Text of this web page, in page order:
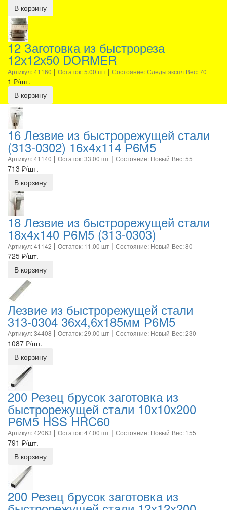
В корзину
12 Заготовка из быстрореза
12х12х50 DORMER
Артикул: 41160 | Остаток: 5.00 шт | Состояние: Следы экспл Вес: 70
1 ₽/шт.
В корзину
16 Лезвие из быстрорежущей стали
(313-0302) 16х4х114 Р6М5
Артикул: 41140 | Остаток: 33.00 шт | Состояние: Новый Вес: 55
713 ₽/шт.
В корзину
18 Лезвие из быстрорежущей стали
18х4х140 Р6М5 (313-0303)
Артикул: 41142 | Остаток: 11.00 шт | Состояние: Новый Вес: 80
725 ₽/шт.
В корзину
Лезвие из быстрорежущей стали
313-0304 36х4,6х185мм Р6М5
Артикул: 34408 | Остаток: 29.00 шт | Состояние: Новый Вес: 230
1087 ₽/шт.
В корзину
200 Резец брусок заготовка из
быстрорежущей стали 10х10х200
Р6М5 HSS HRC60
Артикул: 42063 | Остаток: 47.00 шт | Состояние: Новый Вес: 155
791 ₽/шт.
В корзину
200 Резец брусок заготовка из